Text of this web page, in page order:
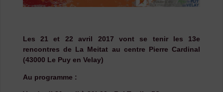
Les 21 et 22 avril 2017 vont se tenir les 13e
rencontres de La Meitat au centre Pierre Cardinal
(43000 Le Puy en Velay)
Au programme :